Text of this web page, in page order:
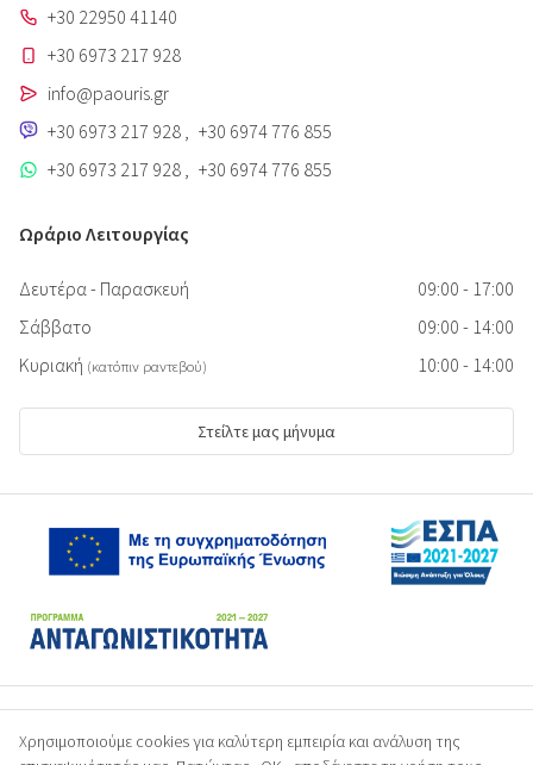
+30 22950 41140
+30 6973 217 928
info@paouris.gr
+30 6973 217 928
+30 6974 776 855
+30 6973 217 928
+30 6974 776 855
Ωράριο Λειτουργίας
Δευτέρα - Παρασκευή
09:00 - 17:00
Σάββατο
09:00 - 14:00
Κυριακή (κατόπιν ραντεβού) 10:00 - 14:00
Στείλτε μας μήνυμα
Χρησιμοποιούμε cookies για καλύτερη εμπειρία και ανάλυση της